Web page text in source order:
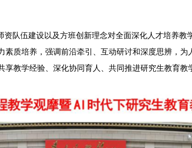
队伍建设以及方班创新理念对全面深化人才培养
素质培养，强调前沿牵引、互动研讨和深度思辨，
教学经验、深化协同育人、共同推进研究生教育教